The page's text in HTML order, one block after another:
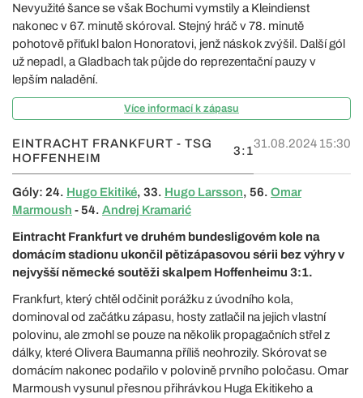
Nevyužité šance se však Bochumi vymstily a Kleindienst
nakonec v 67. minutě skóroval. Stejný hráč v 78. minutě
pohotově přiťukl balon Honoratovi, jenž náskok zvýšil. Další gól
už nepadl, a Gladbach tak půjde do reprezentační pauzy v
lepším naladění.
Více informací k zápasu
EINTRACHT FRANKFURT - TSG
HOFFENHEIM
3:1
31.08.2024 15:30
Góly: 24. Hugo Ekitiké, 33. Hugo Larsson, 56. Omar
Marmoush - 54. Andrej Kramarić
Eintracht Frankfurt ve druhém bundesligovém kole na
domácím stadionu ukončil pětizápasovou sérii bez výhry v
nejvyšší německé soutěži skalpem Hoffenheimu 3:1.
Frankfurt, který chtěl odčinit porážku z úvodního kola,
dominoval od začátku zápasu, hosty zatlačil na jejich vlastní
polovinu, ale zmohl se pouze na několik propagačních střel z
dálky, které Olivera Baumanna příliš neohrozily. Skórovat se
domácím nakonec podařilo v polovině prvního poločasu. Omar
Marmoush vysunul přesnou přihrávkou Huga Ekitikeho a